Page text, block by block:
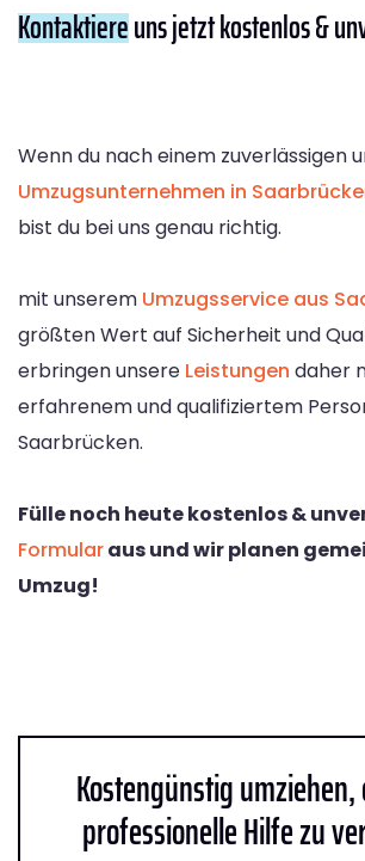
Kontaktiereuns jetzt kostenlos &
Wenn du nach einem zuverlässigen
Umzugsunternehmen in
bist du bei uns genau richtig.
mit unserem Umzugsservice aus
größten Wert auf Sicherheit und
erbringen unsere Leistungen daher
erfahrenem und qualifiziertem
Saarbrücken.
Fülle noch heute kostenlos &
Formularaus und wir planen
Umzug!
Kostengünstig
professionelle Hilfe zu